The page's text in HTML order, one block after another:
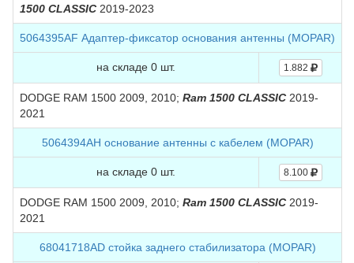
1500 CLASSIC 2019-2023
5064395AF Адаптер-фиксатор основания антенны (MOPAR)
на складе 0 шт. 1.882
DODGE RAM 1500 2009, 2010; Ram 1500 CLASSIC 2019-
2021
5064394AH основание антенны с кабелем (MOPAR)
на складе 0 шт. 8.100
DODGE RAM 1500 2009, 2010; Ram 1500 CLASSIC 2019-
2021
68041718AD стойкa заднего стабилизатора (MOPAR)